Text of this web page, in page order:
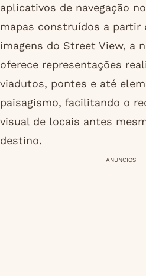
aplicativos de navegação
mapas construídos a partir
imagens do Street View, a
oferece representações
viadutos, pontes e até
paisagismo, facilitando o
visual de locais antes
destino.
ANÚNCIOS